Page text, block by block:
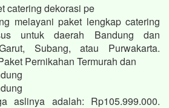
catering dekorasi pe
melayani paket lengkap catering
untuk daerah Bandung dan
Subang, atau Purwakarta.
Pernikahan Termurah dan
aslinya adalah: Rp105.999.000.